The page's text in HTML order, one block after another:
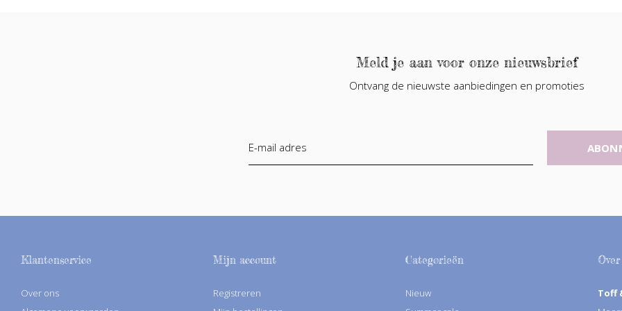
Meld je aan voor onze nieuwsbrief
Ontvang de nieuwste aanbiedingen en promoties
Klantenservice
Over ons
Mijn account
Registreren
Categorieën
Nieuw
Toff